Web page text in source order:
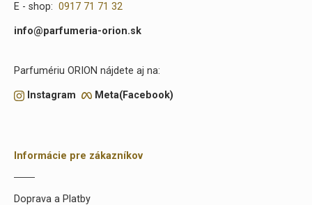
E - shop: 0917 71 71 32
info@parfumeria-orion.sk
Parfumériu ORION nájdete aj na:
Instagram Meta(Facebook)
Informácie pre zákazníkov
Doprava a Platby